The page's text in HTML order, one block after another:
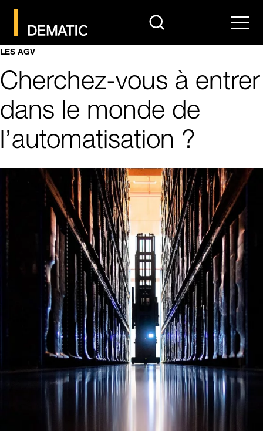
search Menu
LES AGV
Cherchez-vous à entrer
dans le monde de
l’automatisation ?